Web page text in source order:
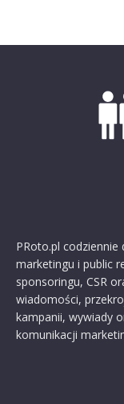
PRoto.pl
marketingu i public
sponsoringu, CSR
wiadomości,
kampanii, wywiady
komunikacji